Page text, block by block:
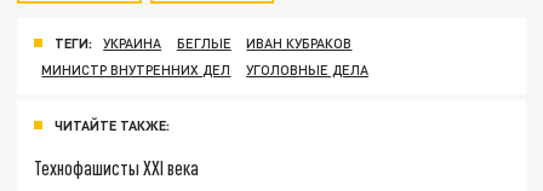
ТЕГИ: УКРАИНА БЕГЛЫЕ
ИВАН КУБРАКОВ
МИНИСТР ВНУТРЕННИХ ДЕЛ
УГОЛОВНЫЕ ДЕЛА
ЧИТАЙТЕ ТАКЖЕ:
Технофашисты XXI века